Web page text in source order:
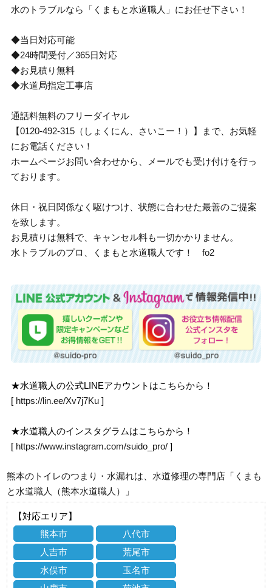
水のトラブルなら「くまもと水道職人」にお任せ下さい！
◆当日対応可能
◆24時間受付／365日対応
◆お見積り無料
◆水道局指定工事店
通話料無料のフリーダイヤル
【0120-492-315（しょくにん、さいこー！）】まで、お気軽
にお電話ください！
ホームページお問い合わせから、メールでも受け付けを行っ
ております。
休日・祝日関係なく駆けつけ、状態に合わせた最善のご提案
を致します。
お見積りは無料で、キャンセル料も一切かかりません。
水トラブルのプロ、くまもと水道職人です！ fo2
★水道職人の公式LINEアカウントはこちらから！
[ https://lin.ee/Xv7j7Ku ]
★水道職人のインスタグラムはこちらから！
[ https://www.instagram.com/suido_pro/ ]
熊本のトイレのつまり・水漏れは、水道修理の専門店「くまも
と水道職人（熊本水道職人）」
【対応エリア】
熊本市
八代市
人吉市
荒尾市
水俣市
玉名市